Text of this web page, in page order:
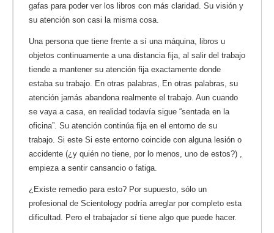
gafas para poder ver los libros con más claridad. Su visión y
su atención son casi la misma cosa.
Una persona que tiene frente a sí una máquina, libros u
objetos continuamente a una distancia fija, al salir del trabajo
tiende a mantener su atención fija exactamente donde
estaba su trabajo. En otras palabras, En otras palabras, su
atención jamás abandona realmente el trabajo. Aun cuando
se vaya a casa, en realidad todavía sigue “sentada en la
oficina”. Su atención continúa fija en el entorno de su
trabajo. Si este Si este entorno coincide con alguna lesión o
accidente (¿y quién no tiene, por lo menos, uno de estos?) ,
empieza a sentir cansancio o fatiga.
¿Existe remedio para esto? Por supuesto, sólo un
profesional de Scientology podría arreglar por completo esta
dificultad. Pero el trabajador sí tiene algo que puede hacer.